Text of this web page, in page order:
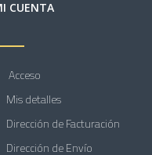
CUENTA
Acceso
Mis detalles
Dirección de Facturación
Dirección de Envío